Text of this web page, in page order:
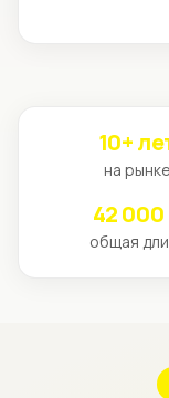
10+
на рынке
42 000
общая